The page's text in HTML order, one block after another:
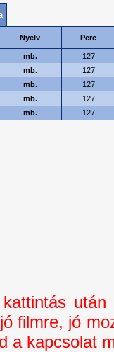
Nyelv Perc
mb. 127
mb. 127
mb. 127
mb. 127
mb. 127
filmre, jó
a kapcsolat